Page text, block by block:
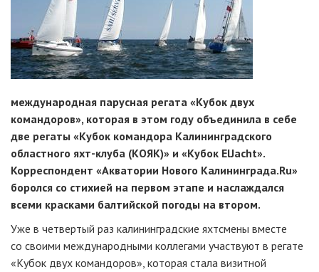
международная парусная регата «Кубок двух
командоров», которая в этом году объединила в себе
две регаты «Кубок командора Калининградского
областного яхт-клуба (КОЯК)» и «Кубок ElJacht».
Корреспондент «Акватории Нового Калининграда.Ru»
боролся со стихией на первом этапе и наслаждался
всеми красками балтийской погоды на втором.
Уже в четвертый раз калининградские яхтсмены вместе
со своими международными коллегами участвуют в регате
«Кубок двух командоров», которая стала визитной